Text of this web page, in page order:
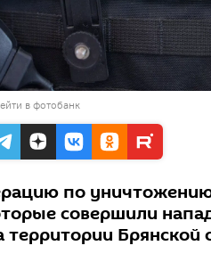
в фотобанк
по
совершили
Брянской